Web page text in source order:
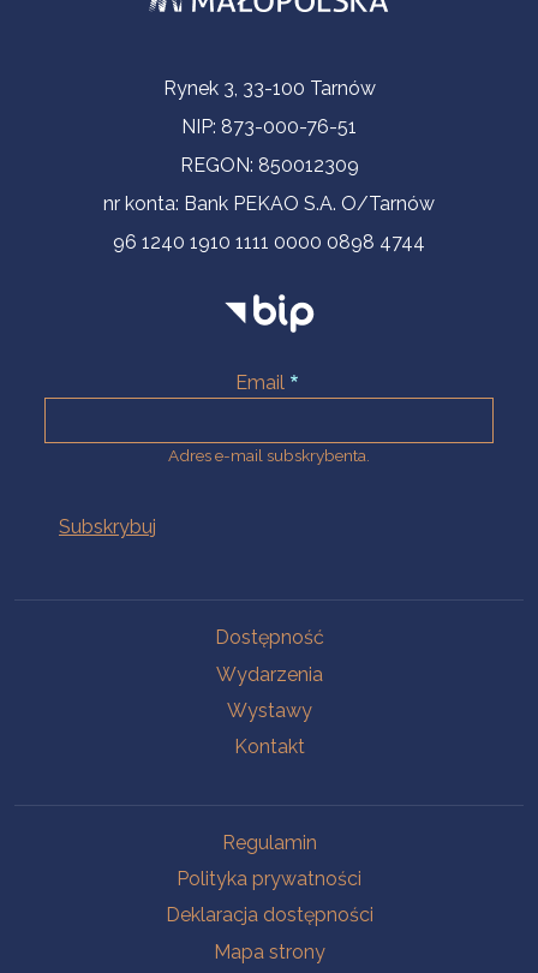
Informacje kontaktoweRynek 3, 33-100 Tarnów
NIP: 873-000-76-51
REGON: 850012309
nr konta: Bank PEKAO S.A. O/Tarnów
96 1240 1910 1111 0000 0898 4744
Email
Adres e-mail subskrybenta.
Dostępność
Wydarzenia
Wystawy
Kontakt
Regulamin
Polityka prywatności
Deklaracja dostępności
Mapa strony